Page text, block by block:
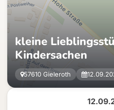
kleine
Kindersachen
57610 Gieleroth